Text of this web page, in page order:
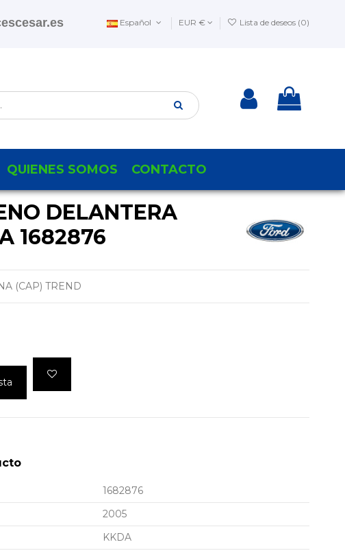
Español EUR € Lista de deseos (0)
QUIENES SOMOS CONTACTO
DELANTERA
1682876
(CAP) TREND
1682876
2005
KKDA